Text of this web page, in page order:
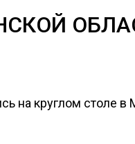
на круглом столе